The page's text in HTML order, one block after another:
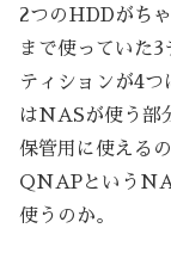
2つのHDDがち
まで使っていた3
ティションが4つ
はNASが使う部
保管用に使える
QNAPという
使うのか。